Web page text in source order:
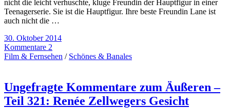
nicht die leicht verhuschte, kluge Freundin der Hauptfigur in einer
Teenagerserie. Sie ist die Hauptfigur. Ihre beste Freundin Lane ist
auch nicht die …
30. Oktober 2014
Kommentare 2
Film & Fernsehen / Schönes & Banales
Ungefragte Kommentare zum Äußeren –
Teil 321: Renée Zellwegers Gesicht